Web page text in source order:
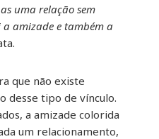
uma relação sem
amizade e também a
que não existe
desse tipo de vínculo.
a amizade colorida
um relacionamento,